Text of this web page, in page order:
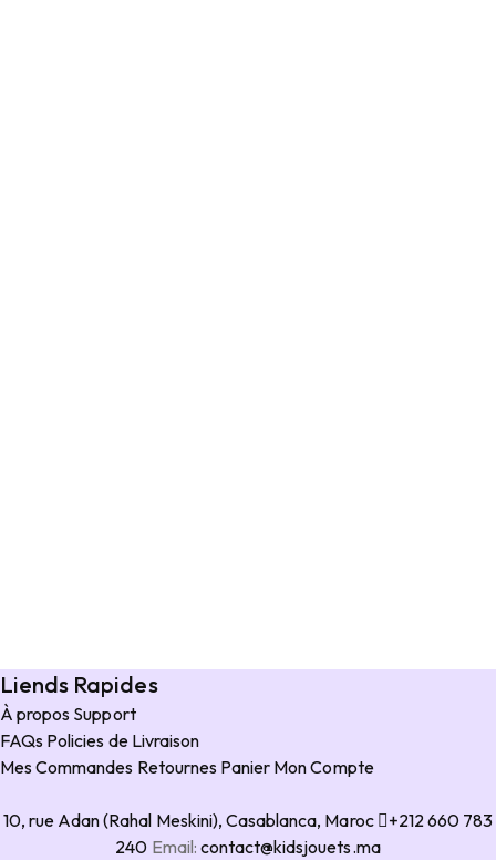
Liends Rapides
À propos Support
FAQs Policies de Livraison
Mes Commandes Retournes Panier Mon Compte
10, rue Adan (Rahal Meskini), Casablanca, Maroc
+212 660 783
240 Email: contact@kidsjouets.ma